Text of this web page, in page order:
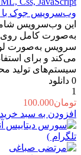
وب‌سرویس جوک با بیش از 20
سرویس به‌صورت
می‌کند و برای
سیستم‌های تولید
0 دانلود
1
تومان100.000
افزودن به سبد خرید